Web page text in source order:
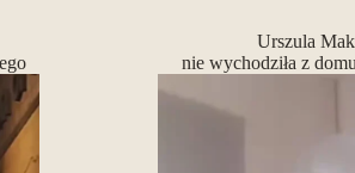
Urszula
nie wychodziła z